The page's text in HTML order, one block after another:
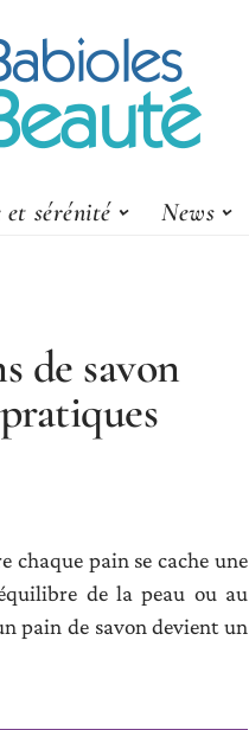
et sérénité News
de savon
chaque pain se cache une
de la peau ou au
pain de savon devient un